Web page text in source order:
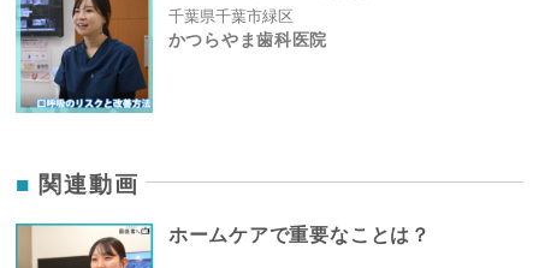
千葉県千葉市緑区
かつらやま歯科医院
関連動画
ホームケアで重要なことは？